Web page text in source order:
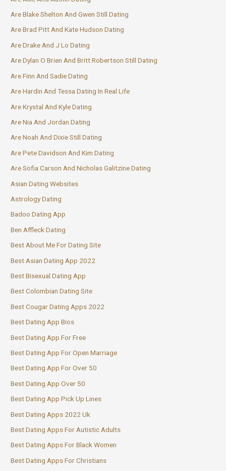
Are Blake Shelton And Gwen Still Dating
Are Brad Pitt And Kate Hudson Dating
Are Drake And J Lo Dating
Are Dylan O Brien And Britt Robertson Still Dating
Are Finn And Sadie Dating
Are Hardin And Tessa Dating In Real Life
Are Krystal And Kyle Dating
Are Nia And Jordan Dating
Are Noah And Dixie Still Dating
Are Pete Davidson And Kim Dating
Are Sofia Carson And Nicholas Galitzine Dating
Asian Dating Websites
Astrology Dating
Badoo Dating App
Ben Affleck Dating
Best About Me For Dating Site
Best Asian Dating App 2022
Best Bisexual Dating App
Best Colombian Dating Site
Best Cougar Dating Apps 2022
Best Dating App Bios
Best Dating App For Free
Best Dating App For Open Marriage
Best Dating App For Over 50
Best Dating App Over 50
Best Dating App Pick Up Lines
Best Dating Apps 2022 Uk
Best Dating Apps For Autistic Adults
Best Dating Apps For Black Women
Best Dating Apps For Christians